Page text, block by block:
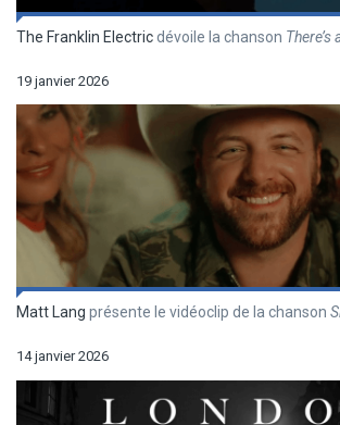
The Franklin Electricdévoile la chanson There’s
19 janvier 2026
Matt Lang présente le vidéoclip de la chanson
14 janvier 2026